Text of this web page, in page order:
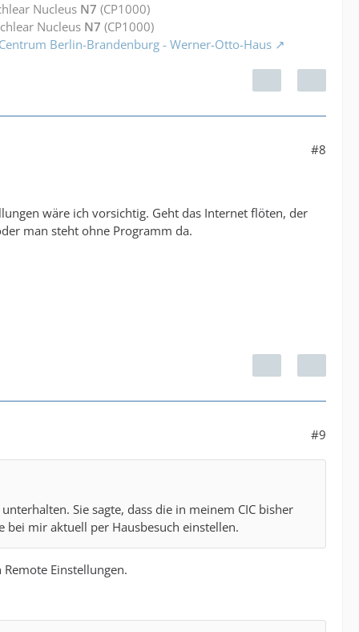
Nucleus N7 (CP1000)
Nucleus N7 (CP1000)
Berlin-Brandenburg - Werner-Otto-Haus
#8
wäre ich vorsichtig. Geht das Internet flöten, der
man steht ohne Programm da.
#9
Sie sagte, dass die in meinem CIC bisher
mir aktuell per Hausbesuch einstellen.
Einstellungen.